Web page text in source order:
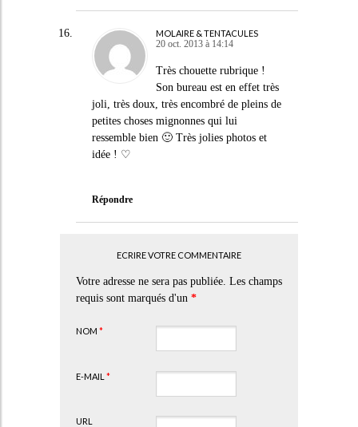
MOLAIRE & TENTACULES
20 oct. 2013 à 14:14
Très chouette rubrique !
Son bureau est en effet très
joli, très doux, très encombré de pleins de
petites choses mignonnes qui lui
ressemble bien 🙂 Très jolies photos et
idée ! ♡
Répondre
ECRIRE VOTRE COMMENTAIRE
Votre adresse ne sera pas publiée. Les champs
requis sont marqués d'un *
NOM *
E-MAIL *
URL